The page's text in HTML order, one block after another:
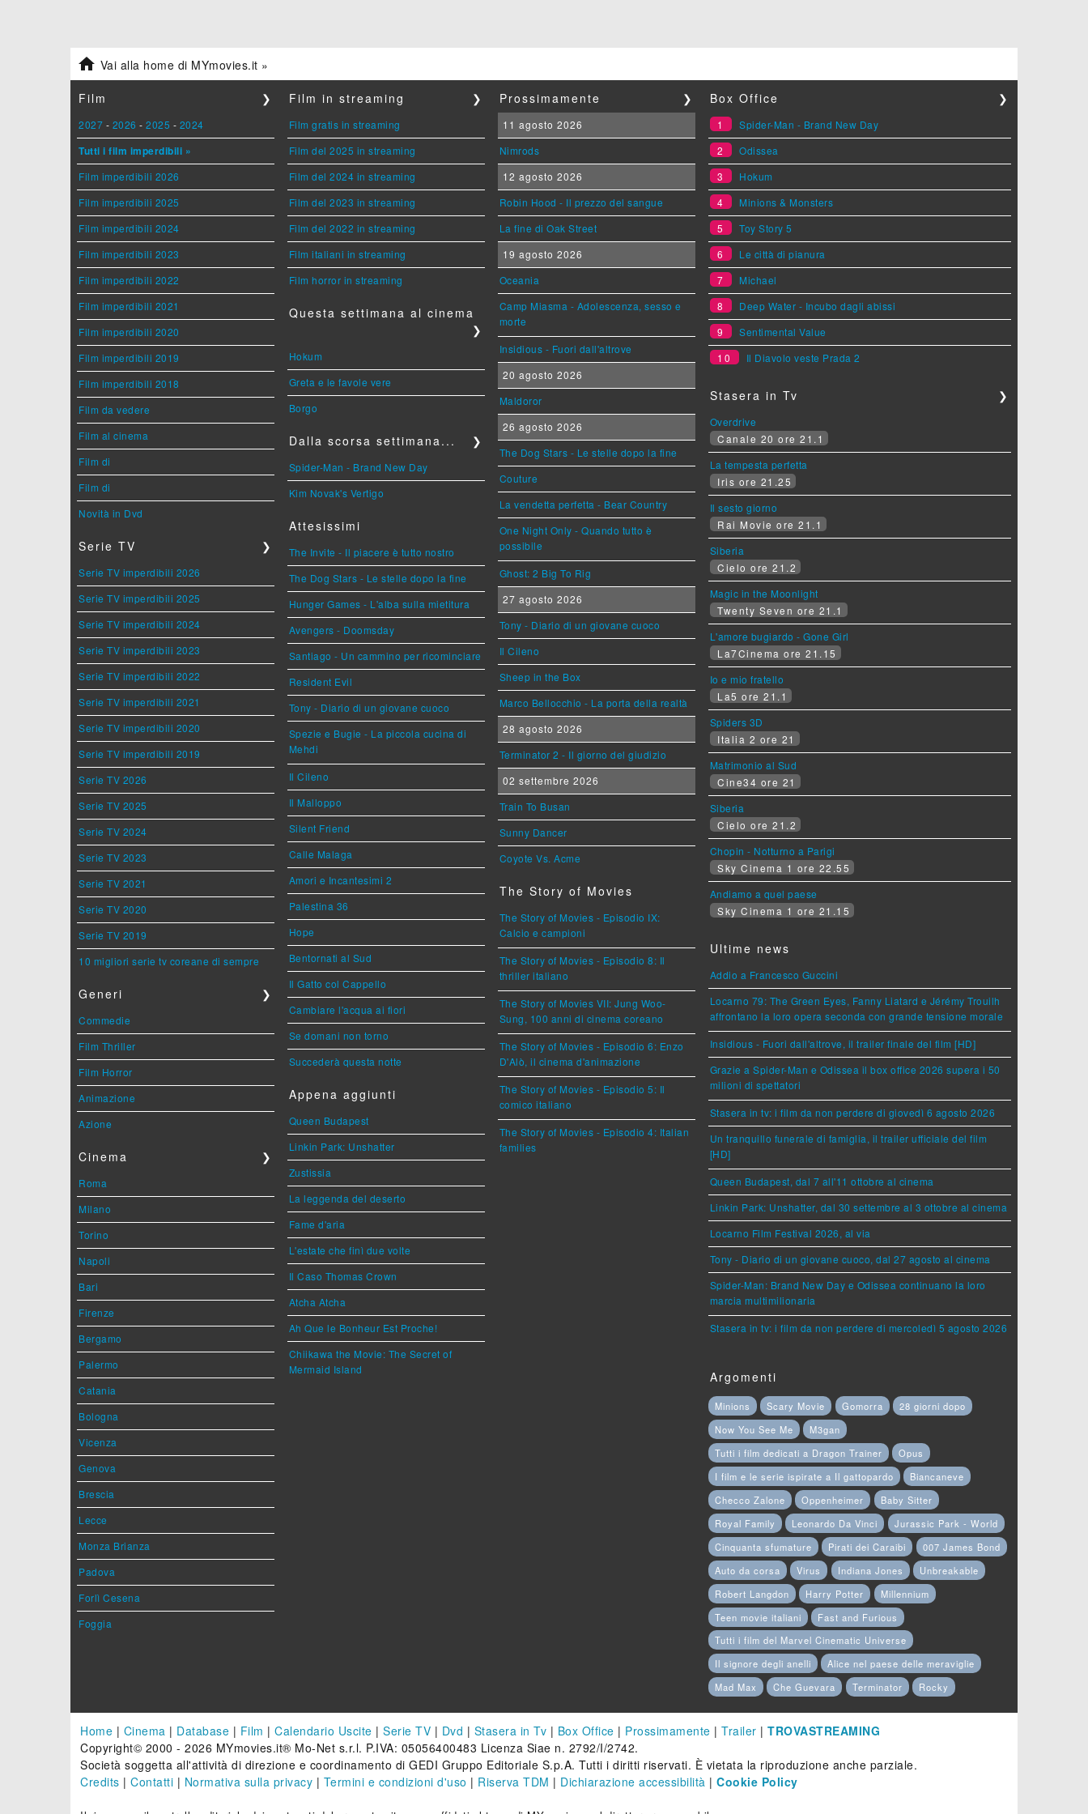
 Vai alla home di MYmovies.it »
Film ❯
2027 - 2026 - 2025 - 2024
Tutti i film imperdibili »
Film imperdibili 2026
Film imperdibili 2025
Film imperdibili 2024
Film imperdibili 2023
Film imperdibili 2022
Film imperdibili 2021
Film imperdibili 2020
Film imperdibili 2019
Film imperdibili 2018
Film da vedere
Film al cinema
Film di
Film di
Novità in Dvd
Serie TV ❯
Serie TV imperdibili 2026
Serie TV imperdibili 2025
Serie TV imperdibili 2024
Serie TV imperdibili 2023
Serie TV imperdibili 2022
Serie TV imperdibili 2021
Serie TV imperdibili 2020
Serie TV imperdibili 2019
Serie TV 2026
Serie TV 2025
Serie TV 2024
Serie TV 2023
Serie TV 2021
Serie TV 2020
Serie TV 2019
10 migliori serie tv coreane di sempre
Generi ❯
Commedie
Film Thriller
Film Horror
Animazione
Azione
Cinema ❯
Roma
Milano
Torino
Napoli
Bari
Firenze
Bergamo
Palermo
Catania
Bologna
Vicenza
Genova
Brescia
Lecce
Monza Brianza
Padova
Forlì Cesena
Foggia
Film in streaming ❯
Film gratis in streaming
Film del 2025 in streaming
Film del 2024 in streaming
Film del 2023 in streaming
Film del 2022 in streaming
Film italiani in streaming
Film horror in streaming
Questa settimana al cinema
❯
Hokum
Greta e le favole vere
Borgo
Dalla scorsa settimana... ❯
Spider-Man - Brand New Day
Kim Novak's Vertigo
Attesissimi
The Invite - Il piacere è tutto nostro
The Dog Stars - Le stelle dopo la fine
Hunger Games - L'alba sulla mietitura
Avengers - Doomsday
Santiago - Un cammino per ricominciare
Resident Evil
Tony - Diario di un giovane cuoco
Spezie e Bugie - La piccola cucina di
Mehdi
Il Cileno
Il Malloppo
Silent Friend
Calle Malaga
Amori e Incantesimi 2
Palestina 36
Hope
Bentornati al Sud
Il Gatto col Cappello
Cambiare l'acqua ai fiori
Se domani non torno
Succederà questa notte
Appena aggiunti
Queen Budapest
Linkin Park: Unshatter
Zustissia
La leggenda del deserto
Fame d'aria
L'estate che finì due volte
Il Caso Thomas Crown
Atcha Atcha
Ah Que le Bonheur Est Proche!
Chiikawa the Movie: The Secret of
Mermaid Island
Prossimamente ❯
11 agosto 2026
Nimrods
12 agosto 2026
Robin Hood - Il prezzo del sangue
La fine di Oak Street
19 agosto 2026
Oceania
Camp Miasma - Adolescenza, sesso e
morte
Insidious - Fuori dall'altrove
20 agosto 2026
Maldoror
26 agosto 2026
The Dog Stars - Le stelle dopo la fine
Couture
La vendetta perfetta - Bear Country
One Night Only - Quando tutto è
possibile
Ghost: 2 Big To Rig
27 agosto 2026
Tony - Diario di un giovane cuoco
Il Cileno
Sheep in the Box
Marco Bellocchio - La porta della realtà
28 agosto 2026
Terminator 2 - Il giorno del giudizio
02 settembre 2026
Train To Busan
Sunny Dancer
Coyote Vs. Acme
The Story of Movies
The Story of Movies - Episodio IX:
Calcio e campioni
The Story of Movies - Episodio 8: Il
thriller italiano
The Story of Movies VII: Jung Woo-
Sung, 100 anni di cinema coreano
The Story of Movies - Episodio 6: Enzo
D'Alò, il cinema d'animazione
The Story of Movies - Episodio 5: Il
comico italiano
The Story of Movies - Episodio 4: Italian
families
Box Office ❯
1
Spider-Man - Brand New Day
2
Odissea
3
Hokum
4
Minions & Monsters
5
Toy Story 5
6
Le città di pianura
7
Michael
8
Deep Water - Incubo dagli abissi
9
Sentimental Value
10
Il Diavolo veste Prada 2
Stasera in Tv ❯
Overdrive
Canale 20 ore 21.1
La tempesta perfetta
Iris ore 21.25
Il sesto giorno
Rai Movie ore 21.1
Siberia
Cielo ore 21.2
Magic in the Moonlight
Twenty Seven ore 21.1
L'amore bugiardo - Gone Girl
La7Cinema ore 21.15
Io e mio fratello
La5 ore 21.1
Spiders 3D
Italia 2 ore 21
Matrimonio al Sud
Cine34 ore 21
Siberia
Cielo ore 21.2
Chopin - Notturno a Parigi
Sky Cinema 1 ore 22.55
Andiamo a quel paese
Sky Cinema 1 ore 21.15
Ultime news
Addio a Francesco Guccini
Locarno 79: The Green Eyes, Fanny Liatard e Jérémy Trouilh
affrontano la loro opera seconda con grande tensione morale
Insidious - Fuori dall'altrove, il trailer finale del film [HD]
Grazie a Spider-Man e Odissea il box office 2026 supera i 50
milioni di spettatori
Stasera in tv: i film da non perdere di giovedì 6 agosto 2026
Un tranquillo funerale di famiglia, il trailer ufficiale del film
[HD]
Queen Budapest, dal 7 all'11 ottobre al cinema
Linkin Park: Unshatter, dal 30 settembre al 3 ottobre al cinema
Locarno Film Festival 2026, al via
Tony - Diario di un giovane cuoco, dal 27 agosto al cinema
Spider-Man: Brand New Day e Odissea continuano la loro
marcia multimilionaria
Stasera in tv: i film da non perdere di mercoledì 5 agosto 2026
Argomenti
Minions Scary Movie Gomorra
28 giorni dopo
Now You See Me
M3gan
Tutti i film dedicati a Dragon Trainer
Opus
I film e le serie ispirate a Il gattopardo
Biancaneve
Checco Zalone
Oppenheimer
Baby Sitter
Royal Family
Leonardo Da Vinci
Jurassic Park - World
Cinquanta sfumature
Pirati dei Caraibi
007 James Bond
Auto da corsa
Virus Indiana Jones
Unbreakable
Robert Langdon
Harry Potter
Millennium
Teen movie italiani
Fast and Furious
Tutti i film del Marvel Cinematic Universe
Il signore degli anelli
Alice nel paese delle meraviglie
Mad Max
Che Guevara Terminator Rocky
Home | Cinema | Database | Film | Calendario Uscite | Serie TV | Dvd | Stasera in Tv | Box Office | Prossimamente | Trailer | TROVASTREAMING
Copyright© 2000 - 2026 MYmovies.it® Mo-Net s.r.l. P.IVA: 05056400483 Licenza Siae n. 2792/I/2742.
Società soggetta all'attività di direzione e coordinamento di GEDI Gruppo Editoriale S.p.A. Tutti i diritti riservati. È vietata la riproduzione anche parziale.
Credits | Contatti | Normativa sulla privacy | Termini e condizioni d'uso | Riserva TDM | Dichiarazione accessibilità | Cookie Policy